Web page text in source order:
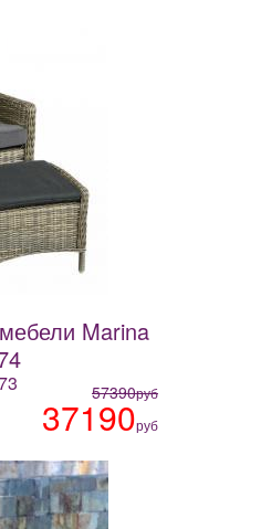
Marina
57390руб
37190руб